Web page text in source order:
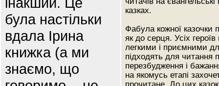
була настільки
вдала Ірина
книжка (а ми
знаємо, що
казках.
Фабула кожної казочки
як до серця. Усіх
легкими і приємними
підходять для
перезбудження і
на якомусь етапі
прочитане. До цих